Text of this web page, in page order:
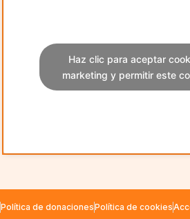
Haz clic para aceptar
marketing y permitir este
Política de donacionesPolítica de cookies